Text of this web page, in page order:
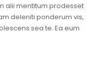
alii mentitum prodesset
deleniti ponderum vis,
sea te. Ea eum